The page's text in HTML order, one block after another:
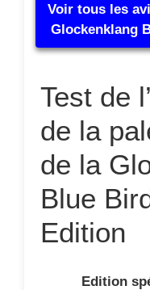
Voir tous les
Glockenklang
Test de
de la
de la
Blue
Edition
Edition